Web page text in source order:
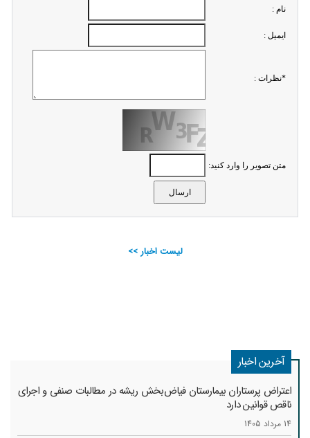
نام :
ايميل :
*نظرات :
متن تصویر را وارد کنید:
لیست اخبار >>
آخرین اخبار
اعتراض پرستاران بیمارستان فیاض‌بخش ریشه در مطالبات صنفی و اجرای
ناقص قوانین دارد
14 مرداد 1405